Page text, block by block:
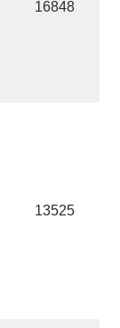
16848
13525